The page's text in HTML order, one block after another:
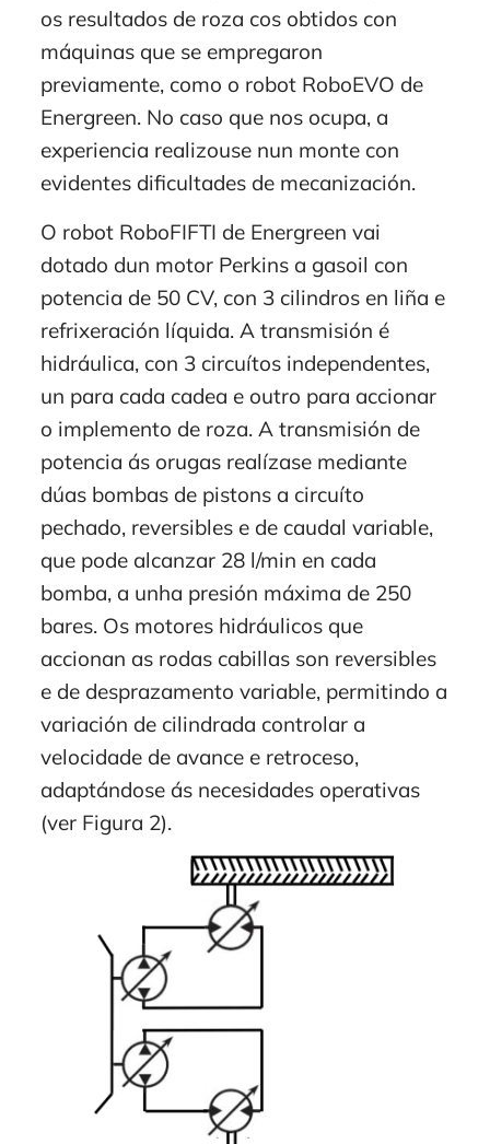
os resultados de roza cos obtidos con
máquinas que se empregaron
previamente, como o robot RoboEVO de
Energreen. No caso que nos ocupa, a
experiencia realizouse nun monte con
evidentes dificultades de mecanización.
O robot RoboFIFTI de Energreen vai
dotado dun motor Perkins a gasoil con
potencia de 50 CV, con 3 cilindros en liña e
refrixeración líquida. A transmisión é
hidráulica, con 3 circuítos independentes,
un para cada cadea e outro para accionar
o implemento de roza. A transmisión de
potencia ás orugas realízase mediante
dúas bombas de pistons a circuíto
pechado, reversibles e de caudal variable,
que pode alcanzar 28 l/min en cada
bomba, a unha presión máxima de 250
bares. Os motores hidráulicos que
accionan as rodas cabillas son reversibles
e de desprazamento variable, permitindo a
variación de cilindrada controlar a
velocidade de avance e retroceso,
adaptándose ás necesidades operativas
(ver Figura 2).